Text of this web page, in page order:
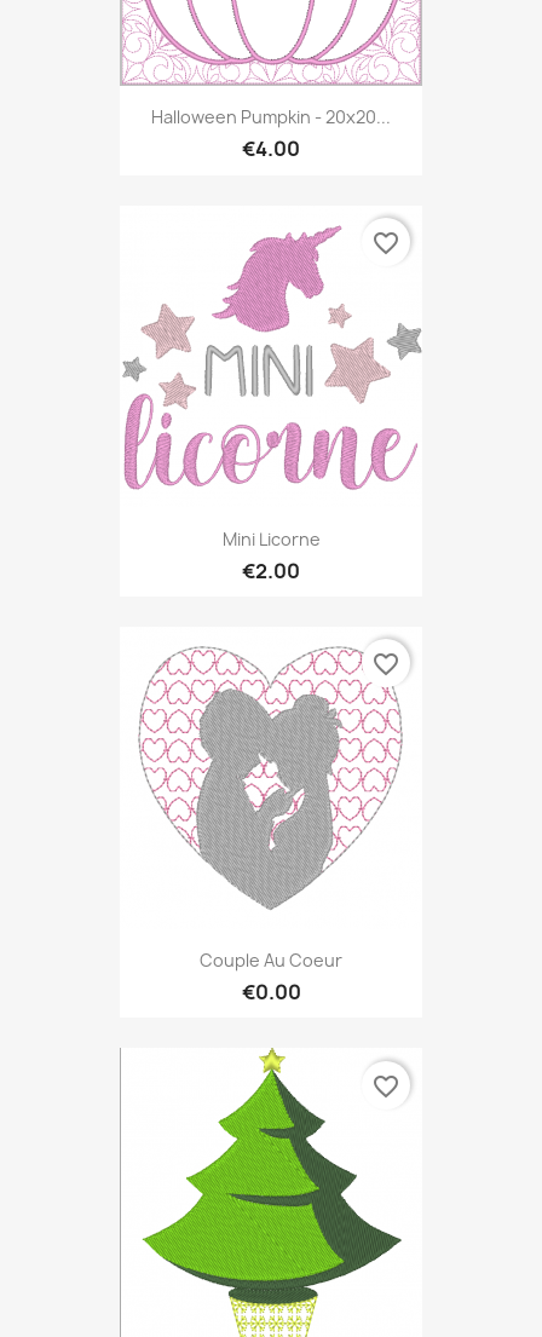
Halloween Pumpkin - 20x20...
€4.00
Mini Licorne
€2.00
favorite_border
Couple Au Coeur
€0.00
favorite_border
favorite_border